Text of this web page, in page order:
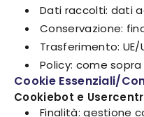
Dati raccolti: dati
Conservazione:
Trasferimento:
Policy: come sopra
Cookie Essenziali/
Cookiebot e
Finalità: gestione